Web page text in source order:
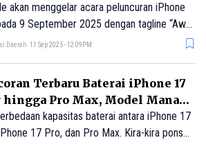
akan menggelar acara peluncuran iPhone
9 September 2025 dengan tagline “Awe
Seperti biasanya, slogan unik Apple
tentang makna di baliknya.
Daerah 11 Sep 2025 - 12:09PM
Terbaru Baterai iPhone 17
Pro Max, Model Mana
Cocok Buat Anda?
kapasitas baterai antara iPhone 17
17 Pro, dan Pro Max. Kira-kira ponsel